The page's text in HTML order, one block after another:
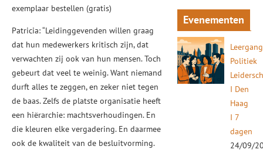
exemplaar bestellen (gratis)
Patricia: “Leidinggevenden willen graag
dat hun medewerkers kritisch zijn, dat
verwachten zij ook van hun mensen. Toch
gebeurt dat veel te weinig. Want niemand
durft alles te zeggen, en zeker niet tegen
de baas. Zelfs de platste organisatie heeft
een hiërarchie: machtsverhoudingen. En
die kleuren elke vergadering. En daarmee
ook de kwaliteit van de besluitvorming.
Evenementen
Leergang
Politiek
I Den
Haag
I 7
dagen
24/09/